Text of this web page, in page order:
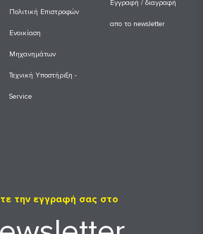
Πολιτική Επιστροφών
Ενοικίαση
Μηχανημάτων
Τεχνική Υποστήριξη -
Service
Εγγραφή / διαγραφή
απο το newsletter
την εγγραφή σας στο